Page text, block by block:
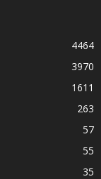
4464
3970
1611
263
57
55
35